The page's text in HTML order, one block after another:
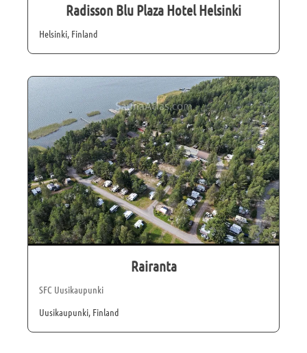
Radisson Blu Plaza Hotel Helsinki
Helsinki, Finland
Rairanta
SFC Uusikaupunki
Uusikaupunki, Finland